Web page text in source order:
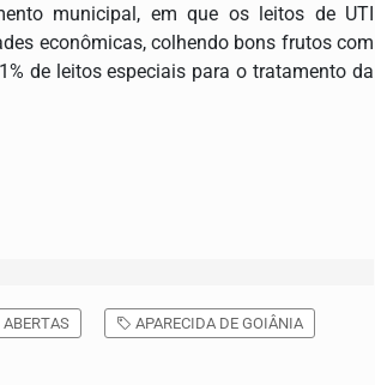
municipal, em que os leitos de UTI
econômicas, colhendo bons frutos com
de leitos especiais para o tratamento da
ABERTAS APARECIDA DE GOIÂNIA